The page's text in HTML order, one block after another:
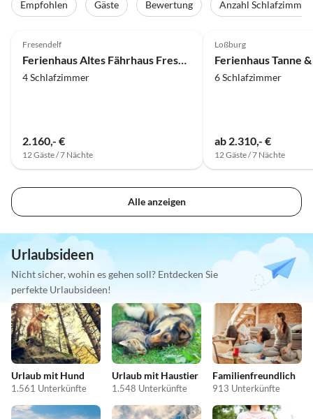
Empfohlen Gäste Bewertung Anzahl Schlafzimmer
Fresendelf
Ferienhaus Altes Fährhaus Fresendelf
4 Schlafzimmer
2.160,- €
12 Gäste / 7 Nächte
Loßburg
Ferienhaus Tanne
6 Schlafzimmer
ab 2.310,- €
12 Gäste / 7 Nächte
Alle anzeigen
Urlaubsideen
Nicht sicher, wohin es gehen soll? Entdecken Sie
perfekte Urlaubsideen!
Urlaub mit Hund
1.561 Unterkünfte
Urlaub mit Haustier
1.548 Unterkünfte
Familienfreundlich
913 Unterkünfte